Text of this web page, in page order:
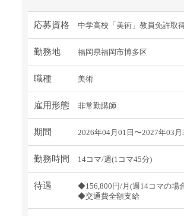
応募資格 中学高校「美術」教員免許取
勤務地 福岡県福岡市博多区
職種 美術
雇用形態 非常勤講師
期間 2026年04月01日〜2027年03月
勤務時間 14コマ/週(1コマ45分)
待遇
◆156,800円/月(週14コマの場
◆交通費全額支給